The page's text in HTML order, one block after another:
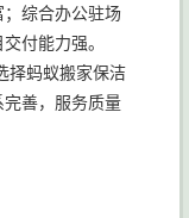
综合办公驻场
付能力强。
择蚂蚁搬家保洁
善，服务质量